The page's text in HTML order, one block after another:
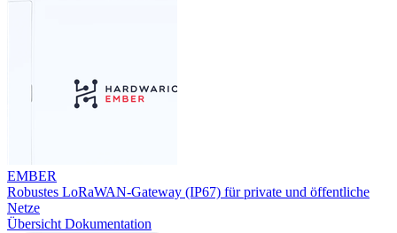
EMBER
Robustes LoRaWAN-Gateway (IP67) für private und öffentliche
Netze
Übersicht Dokumentation